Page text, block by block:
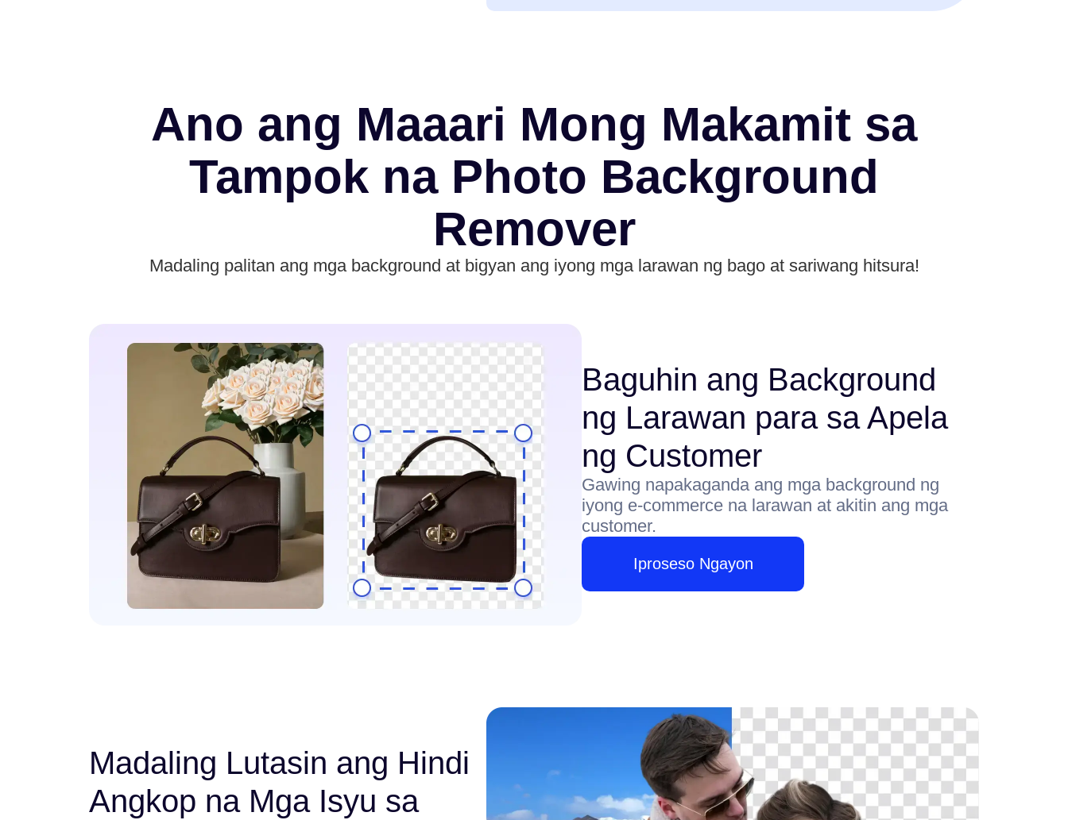
Ano ang Maaari Mong Makamit sa
Tampok na Photo Background
Remover
Madaling palitan ang mga background at bigyan ang iyong mga larawan ng bago at sariwang hitsura!
Baguhin ang Background
ng Larawan para sa Apela
ng Customer
Gawing napakaganda ang mga background ng
iyong e-commerce na larawan at akitin ang mga
customer.
Iproseso Ngayon
Madaling Lutasin ang Hindi
Angkop na Mga Isyu sa